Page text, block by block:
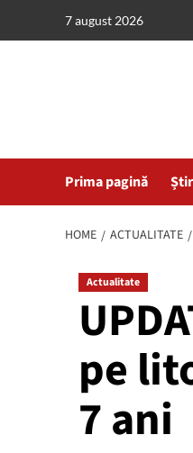
7 august 2026
Prima pagină
HOME ACTUALITATE
Actualitate
pe
7 ani